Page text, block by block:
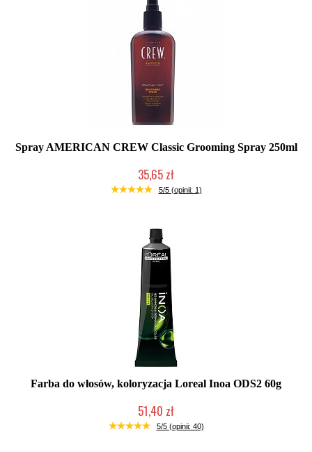
Spray AMERICAN CREW Classic Grooming Spray 250ml
35,65 zł
Duża ilość (wysyłka w 24h)
5/5 (opinii: 1)
Farba do włosów, koloryzacja Loreal Inoa ODS2 60g
51,40 zł
Duża ilość (wysyłka w 24h)
5/5 (opinii: 40)